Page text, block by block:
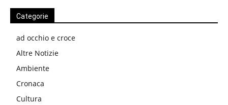
Categorie
ad occhio e croce
Altre Notizie
Ambiente
Cronaca
Cultura